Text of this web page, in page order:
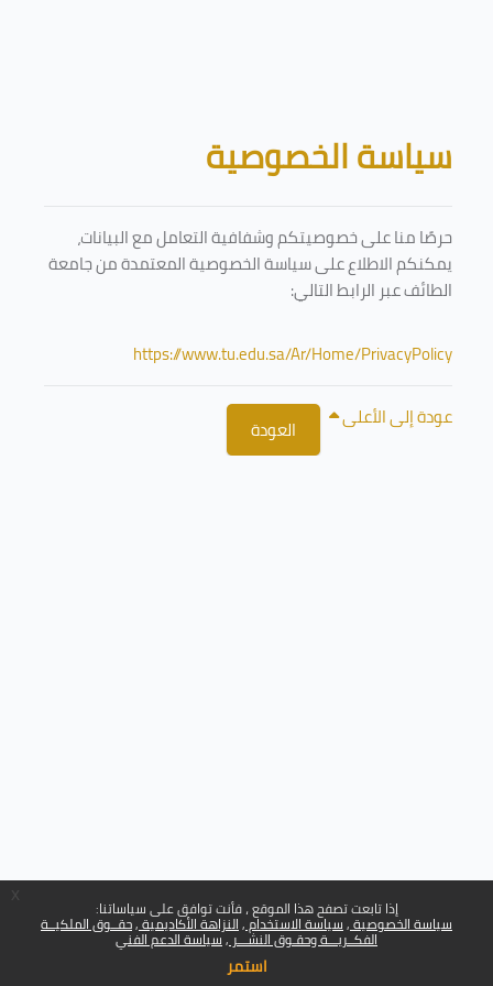
إذا تابعت تصفح هذا الموقع ، فأنت توافق على سياساتنا:
سياسة الخصوصية سياسة الاستخدام النزاهة الأكاديمية حقــوق الملكيــة
الفكــريـــة وحقـوق النشـــر سياسة الدعم الفني
استمر
الكتل
سياسة الخصوصية
حرصًا منا على خصوصيتكم وشفافية التعامل مع البيانات،
يمكنكم الاطلاع على سياسة الخصوصية المعتمدة من جامعة
الطائف عبر الرابط التالي:
https://www.tu.edu.sa/Ar/Home/PrivacyPolicy
العودة عودة إلى الأعلى